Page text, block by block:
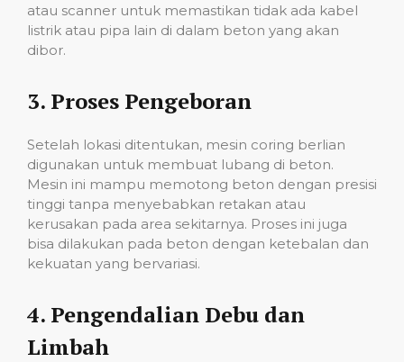
atau scanner untuk memastikan tidak ada kabel
listrik atau pipa lain di dalam beton yang akan
dibor.
3. Proses Pengeboran
Setelah lokasi ditentukan, mesin coring berlian
digunakan untuk membuat lubang di beton.
Mesin ini mampu memotong beton dengan presisi
tinggi tanpa menyebabkan retakan atau
kerusakan pada area sekitarnya. Proses ini juga
bisa dilakukan pada beton dengan ketebalan dan
kekuatan yang bervariasi.
4. Pengendalian Debu dan
Limbah